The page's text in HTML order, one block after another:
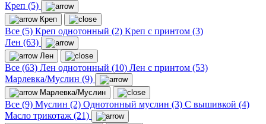
Креп (5)
Креп
Все (5) Креп однотонный (2) Креп с принтом (3)
Лен (63)
Лен
Все (63) Лен однотонный (10) Лен с принтом (53)
Марлевка/Муслин (9)
Марлевка/Муслин
Все (9) Муслин (2) Однотонный муслин (3) С вышивкой (4)
Масло трикотаж (21)